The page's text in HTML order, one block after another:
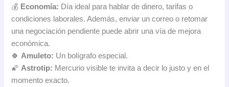
💰 Economía: Día ideal para hablar de dinero, tarifas o
condiciones laborales. Además, enviar un correo o retomar
una negociación pendiente puede abrir una vía de mejora
económica.
🍀 Amuleto: Un bolígrafo especial.
🌠 Astrotip: Mercurio visible te invita a decir lo justo y en el
momento exacto.